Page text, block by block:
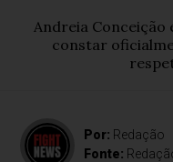
Andreia Conceição
constar
Por: Redação
Fonte: